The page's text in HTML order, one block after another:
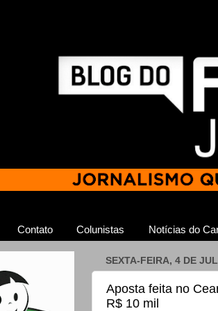
Contato Colunistas Notícias do
SEXTA-FEIRA, 4 DE
Aposta feita no
R$ 10 mil